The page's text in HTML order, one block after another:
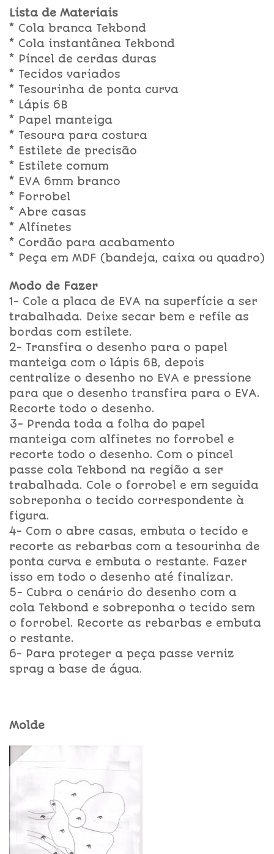
Lista de Materiais
* Cola branca Tekbond
* Cola instantânea Tekbond
* Pincel de cerdas duras
* Tecidos variados
* Tesourinha de ponta curva
* Lápis 6B
* Papel manteiga
* Tesoura para costura
* Estilete de precisão
* Estilete comum
* EVA 6mm branco
* Forrobel
* Abre casas
* Alfinetes
* Cordão para acabamento
* Peça em MDF (bandeja, caixa ou quadro)
Modo de Fazer
1- Cole a placa de EVA na superfície a ser
trabalhada. Deixe secar bem e refile as
bordas com estilete.
2- Transfira o desenho para o papel
manteiga com o lápis 6B, depois
centralize o desenho no EVA e pressione
para que o desenho transfira para o EVA.
Recorte todo o desenho.
3- Prenda toda a folha do papel
manteiga com alfinetes no forrobel e
recorte todo o desenho. Com o pincel
passe cola Tekbond na região a ser
trabalhada. Cole o forrobel e em seguida
sobreponha o tecido correspondente à
figura.
4- Com o abre casas, embuta o tecido e
recorte as rebarbas com a tesourinha de
ponta curva e embuta o restante. Fazer
isso em todo o desenho até finalizar.
5- Cubra o cenário do desenho com a
cola Tekbond e sobreponha o tecido sem
o forrobel. Recorte as rebarbas e embuta
o restante.
6- Para proteger a peça passe verniz
spray a base de água.
Molde